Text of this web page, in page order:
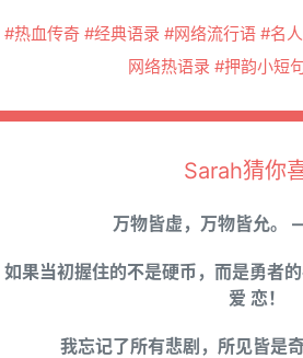
#热血传奇 #经典语录 #网络流行语 #名
网络热语录 #押韵小短
Sarah猜你
万物皆虚，万物皆允
如果当初握住的不是硬币，而是勇
爱 恋！
我忘记了所有悲剧，所见皆